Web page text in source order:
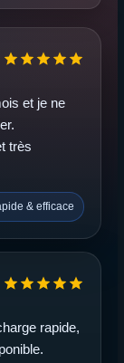
et je ne
très
& efficace
rapide,